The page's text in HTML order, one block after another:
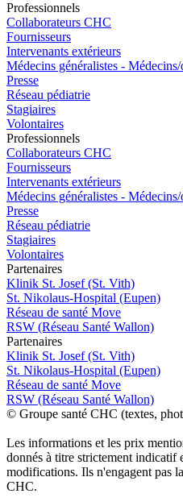
Professionnels
Collaborateurs CHC
Fournisseurs
Intervenants extérieurs
Médecins généralistes -
Presse
Réseau pédiatrie
Stagiaires
Volontaires
Professionnels
Collaborateurs CHC
Fournisseurs
Intervenants extérieurs
Médecins généralistes -
Presse
Réseau pédiatrie
Stagiaires
Volontaires
Partenaires
Klinik St. Josef (St. Vith)
St. Nikolaus-Hospital (Eupen)
Réseau de santé Move
RSW (Réseau Santé Wallon)
Partenaires
Klinik St. Josef (St. Vith)
St. Nikolaus-Hospital (Eupen)
Réseau de santé Move
RSW (Réseau Santé Wallon)
© Groupe santé CHC (textes,
Les informations et les prix
donnés à titre strictement indicatif
modifications. Ils n'engagent pas
CHC.